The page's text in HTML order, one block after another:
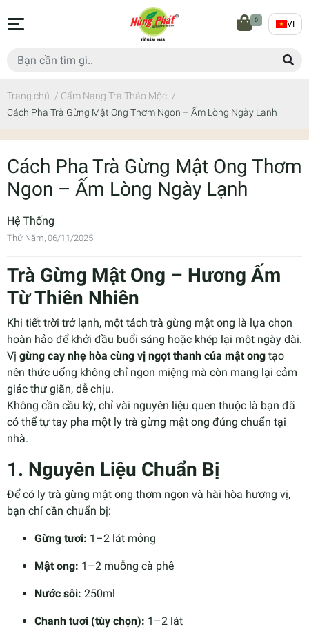
0 VI
Trang chủ / Cẩm Nang Trà Thảo Mộc /
Cách Pha Trà Gừng Mật Ong Thơm Ngon – Ấm Lòng Ngày Lạnh
Cách Pha Trà Gừng Mật Ong Thơm
Ngon – Ấm Lòng Ngày Lạnh
Hệ Thống
Thứ Năm, 06/11/2025
Trà Gừng Mật Ong – Hương Ấm
Từ Thiên Nhiên
Khi tiết trời trở lạnh, một tách trà gừng mật ong là lựa chọn
hoàn hảo để khởi đầu buổi sáng hoặc khép lại một ngày dài.
Vị gừng cay nhẹ hòa cùng vị ngọt thanh của mật ong tạo
nên thức uống không chỉ ngon miệng mà còn mang lại cảm
giác thư giãn, dễ chịu.
Không cần cầu kỳ, chỉ vài nguyên liệu quen thuộc là bạn đã
có thể tự tay pha một ly trà gừng mật ong đúng chuẩn tại
nhà.
1. Nguyên Liệu Chuẩn Bị
Để có ly trà gừng mật ong thơm ngon và hài hòa hương vị,
bạn chỉ cần chuẩn bị:
Gừng tươi: 1–2 lát mỏng
Mật ong: 1–2 muỗng cà phê
Nước sôi: 250ml
Chanh tươi (tùy chọn): 1–2 lát